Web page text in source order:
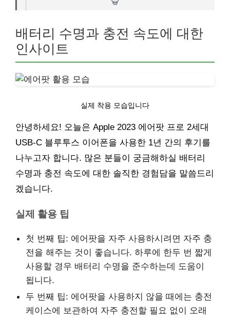
배터리 수명과 충전 속도에 대한
인사이트
실제 착용 모습입니다
안녕하세요! 오늘은 Apple 2023 에어팟 프로 2세대
USB-C 블루투스 이어폰을 사용한 1년 간의 후기를
나누고자 합니다. 많은 분들이 궁금해하실 배터리
수명과 충전 속도에 대한 솔직한 경험담을 말씀드리
겠습니다.
실제 활용 팁
첫 번째 팁: 에어팟을 자주 사용하시려면 자주 충
전을 해주는 것이 좋습니다. 하루에 한두 번 짧게
사용할 경우 배터리 수명을 준수하는데 도움이
됩니다.
두 번째 팁: 에어팟을 사용하지 않을 때에는 충전
케이스에 보관하여 자주 충전할 필요 없이 오래